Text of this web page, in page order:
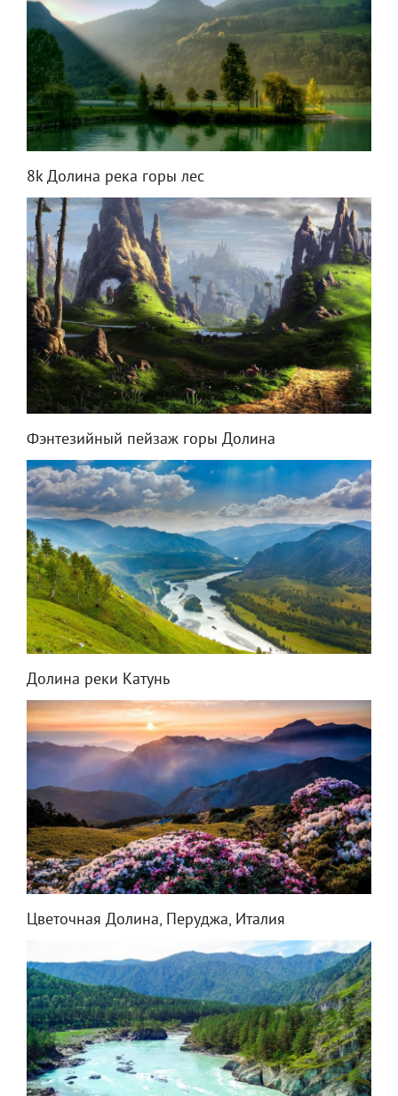
8k Долина река горы лес
Фэнтезийный пейзаж горы Долина
Долина реки Катунь
Цветочная Долина, Перуджа, Италия